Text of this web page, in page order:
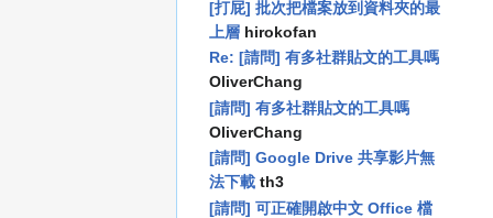
[打屁] 批次把檔案放到資料夾的最
上層 hirokofan
Re: [請問] 有多社群貼文的工具嗎
OliverChang
[請問] 有多社群貼文的工具嗎
OliverChang
[請問] Google Drive 共享影片無
法下載 th3
[請問] 可正確開啟中文 Office 檔